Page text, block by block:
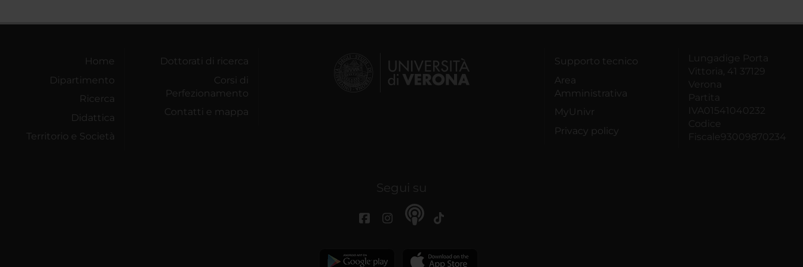
Home
Dipartimento
Ricerca
Didattica
Territorio e Società
Dottorati di ricerca
Corsi di
Perfezionamento
Contatti e mappa
Supporto tecnico
Area
Amministrativa
MyUnivr
Privacy policy
Lungadige Porta
Vittoria, 41 37129
Verona
Partita
IVA01541040232
Codice
Fiscale93009870234
Segui su